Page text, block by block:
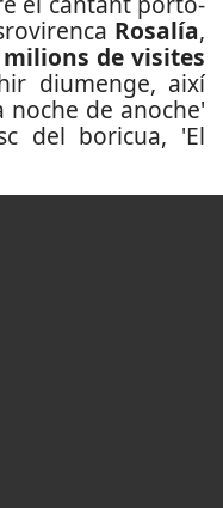
Rosalía,
milions de visites
diumenge, així
noche de anoche'
del boricua, 'El